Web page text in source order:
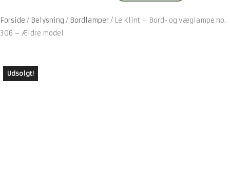
Forside / Belysning / Bordlamper/ Le Klint – Bord- og væglampe no.
306 – Ældre model
Udsolgt!